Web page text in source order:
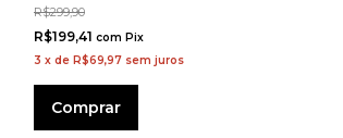
R$299,90
R$199,41 com Pix
3 x de R$69,97 sem juros
Comprar